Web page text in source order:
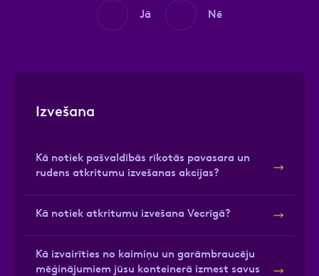
Izvešana
Kā notiek pašvaldībās rīkotās pavasara un
rudens atkritumu izvešanas akcijas?
Kā notiek atkritumu izvešana Vecrīgā?
Kā izvairīties no kaimiņu un garāmbraucēju
mēģinājumiem jūsu konteinerā izmest savus
Jā Nē